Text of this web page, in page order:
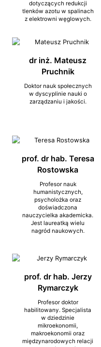
dotyczących redukcji
tlenków azotu w spalinach
z elektrowni węglowych.
dr inż. Mateusz
Pruchnik
Doktor nauk społecznych
w dyscyplinie nauki o
zarządzaniu i jakości.
prof. dr hab. Teresa
Rostowska
Profesor nauk
humanistycznych,
psycholożka oraz
doświadczona
nauczycielka akademicka.
Jest laureatką wielu
nagród naukowych.
prof. dr hab. Jerzy
Rymarczyk
Profesor doktor
habilitowany. Specjalista
w dziedzinie
mikroekonomii,
makroekonomii oraz
międzynarodowych relacji